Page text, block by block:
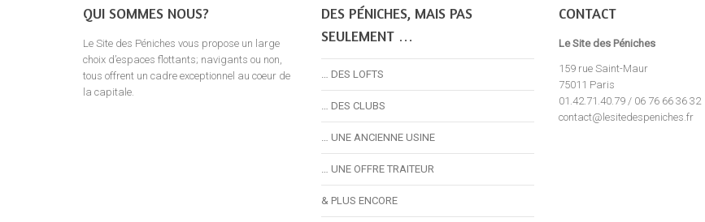
QUI SOMMES NOUS?
Le Site des Péniches vous propose un large
choix d’espaces flottants; navigants ou non,
tous offrent un cadre exceptionnel au coeur de
la capitale.
DES PÉNICHES, MAIS PAS
SEULEMENT …
… DES LOFTS
… DES CLUBS
… UNE ANCIENNE USINE
… UNE OFFRE TRAITEUR
& PLUS ENCORE
CONTACT
Le Site des Péniches
159 rue Saint-Maur
75011 Paris
01.42.71.40.79 / 06 76 66 36 32
contact@lesitedespeniches.fr